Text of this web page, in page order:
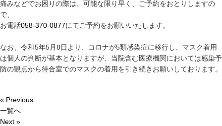
痛みなどでお困りの際は、可能な限り早く、ご予約をおとりしますの
で、
お電話058-370-0877にてご予約をお願いいたします。
なお、令和5年5月8日より、コロナが5類感染症に移行し、マスク着用
は個人の判断が基本となりますが、当院含む医療機関においては感染予
防の観点から待合室でのマスクの着用を引き続きお願いしております。
« Previous
一覧へ
Next »